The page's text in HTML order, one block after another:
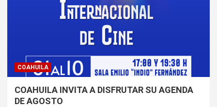
COAHUILA
COAHUILA INVITA A DISFRUTAR SU AGENDA
DE AGOSTO